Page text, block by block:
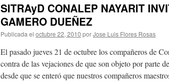
SITRAyD CONALEP NAYARIT
GAMERO DUEÑEZ
Publicada el octubre 22, 2010 porJose Luis Flores Rosas
El pasado jueves 21 de octubre los compañeros de
contra de las vejaciones de que son objeto por parte
desde que se enteró que nuestros compañeros